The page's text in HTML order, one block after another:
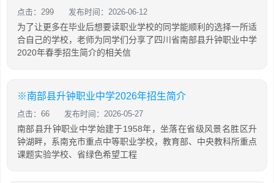
点击：299 发布时间：2026-06-12
为了让更多在毕业后想要读职业学校的同学能顺利的选择一所适
合自己的学校，老师为同学们分享了四川省南部县升钟职业中学
2020年春季招生简介的相关信
※南部县升钟职业中学2026年招生简介
点击：66 发布时间：2026-05-27
南部县升钟职业中学始建于1958年，坐落在省级风景名胜区升
钟湖畔，系南充市重点中等职业学校，教育部、中央教科所重点
课题实验学校、省绿色希望工程